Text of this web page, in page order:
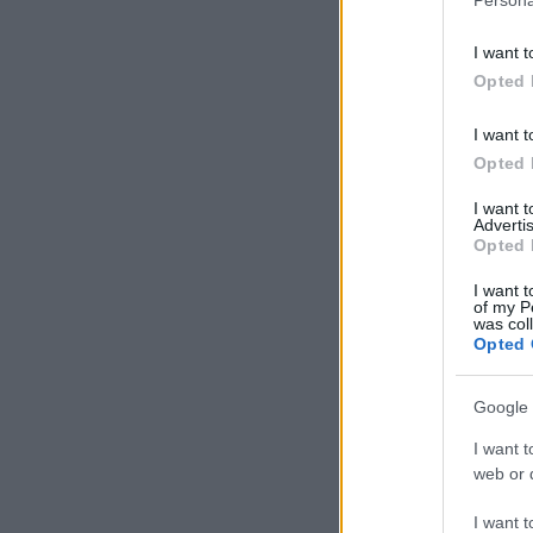
I want
Opted
I want
Opted
I want
Opted
I want
of my
was
Opted
Google
I want
web or
I want